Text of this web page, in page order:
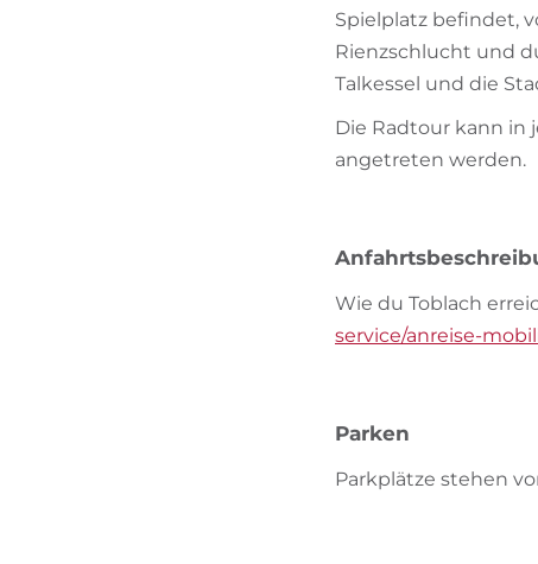
Spielplatz befindet,
Rienzschlucht und
Talkessel und die
Die Radtour kann in
angetreten werden.
Wie du Toblach
service/anreise-
Parken
Parkplätze stehen